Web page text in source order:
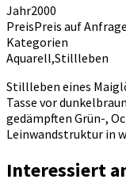
Jahr2000
PreisPreis auf Anfrage
Kategorien
Aquarell,Stillleben
Stillleben eines
Tasse vor
gedämpften Grün-,
Leinwandstruktur in
Interessiert